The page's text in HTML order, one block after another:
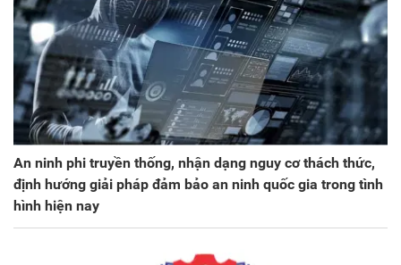
An ninh phi truyền thống, nhận dạng nguy cơ thách thức,
định hướng giải pháp đảm bảo an ninh quốc gia trong tình
hình hiện nay